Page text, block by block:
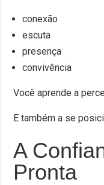
conexão
escuta
presença
convivência
Você aprende a
E também a se
A
Pronta